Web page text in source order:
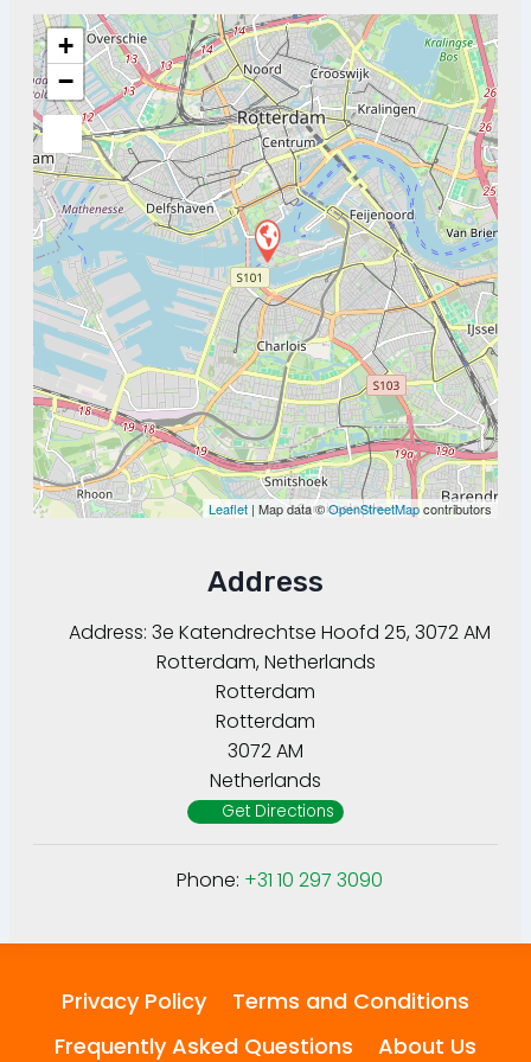
+
−
Leaflet | Map data ©OpenStreetMapcontributors
Address
Address: 3e Katendrechtse Hoofd 25, 3072 AM
Rotterdam, Netherlands
Rotterdam
Rotterdam
3072 AM
Netherlands
Get Directions
Phone: +31 10 297 3090
Privacy Policy
Terms and Conditions
Frequently Asked Questions
About Us